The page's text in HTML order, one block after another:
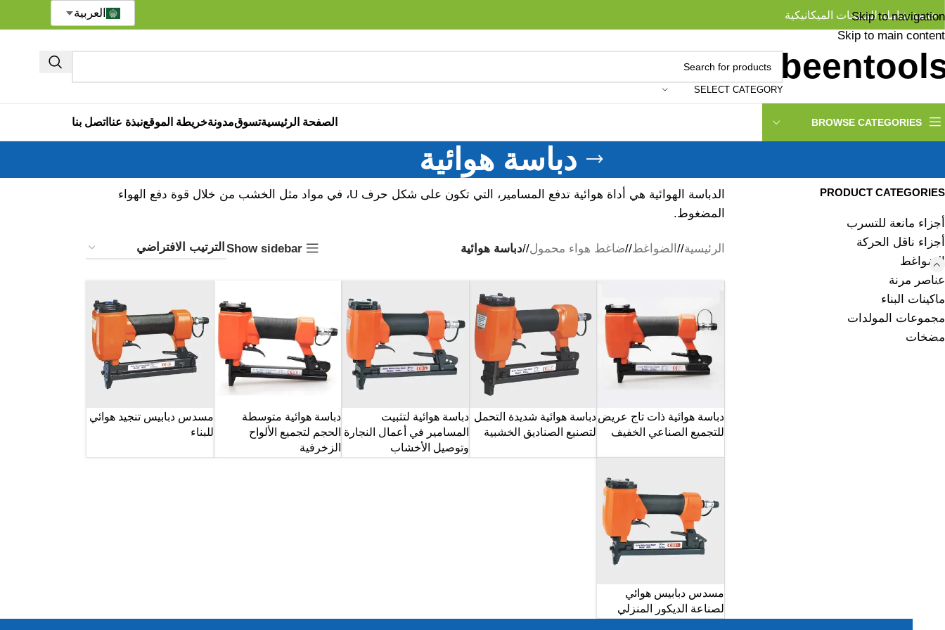
Skip to navigation
Skip to main content
خدمة شاملة للمنتجات الميكانيكية
SELECT CATEGORY
BROWSE CATEGORIES الصفحة الرئيسيةتسوقمدونةخريطة الموقعنبذة عنا اتصل بنا
العربية
دباسة هوائية
PRODUCT CATEGORIES
أجزاء مانعة للتسرب
أجزاء ناقل الحركة
الضواغط
عناصر مرنة
ماكينات البناء
مجموعات المولدات
مضخات
الدباسة الهوائية هي أداة هوائية تدفع المسامير، التي تكون على شكل حرف U، في مواد مثل الخشب من خلال قوة دفع الهواء
المضغوط.
الرئيسية/ الضواغط/ ضاغط هواء محمول/ دباسة هوائية Show sidebar
دباسة هوائية ذات تاج عريض
للتجميع الصناعي الخفيف
دباسة هوائية شديدة التحمل
لتصنيع الصناديق الخشبية
دباسة هوائية لتثبيت
المسامير في أعمال النجارة
وتوصيل الأخشاب
دباسة هوائية متوسطة
الحجم لتجميع الألواح
الزخرفية
مسدس دبابيس تنجيد هوائي
للبناء
مسدس دبابيس هوائي
لصناعة الديكور المنزلي